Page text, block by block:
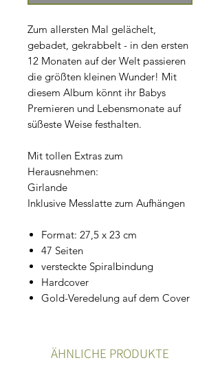
Zum allersten Mal gelächelt,
gebadet, gekrabbelt - in den ersten
12 Monaten auf der Welt passieren
die größten kleinen Wunder! Mit
diesem Album könnt ihr Babys
Premieren und Lebensmonate auf
süßeste Weise festhalten.
Mit tollen Extras zum
Herausnehmen:
Girlande
Inklusive Messlatte zum Aufhängen
Format: 27,5 x 23 cm
47 Seiten
versteckte Spiralbindung
Hardcover
Gold-Veredelung auf dem Cover
ÄHNLICHE PRODUKTE